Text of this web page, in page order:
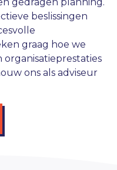
beslissingen
graag hoe we
ons als adviseur